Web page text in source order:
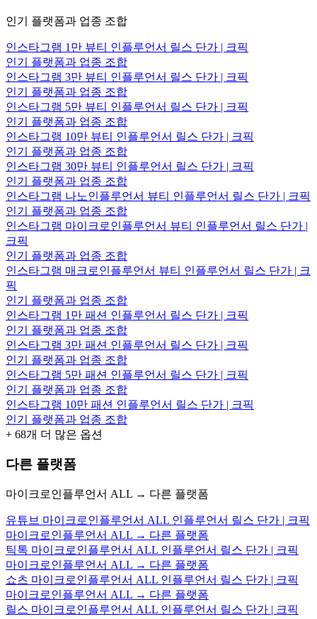
인기 플랫폼과 업종 조합
인스타그램 1만 뷰티 인플루언서 릴스 단가 | 크픽
인기 플랫폼과 업종 조합
인스타그램 3만 뷰티 인플루언서 릴스 단가 | 크픽
인기 플랫폼과 업종 조합
인스타그램 5만 뷰티 인플루언서 릴스 단가 | 크픽
인기 플랫폼과 업종 조합
인스타그램 10만 뷰티 인플루언서 릴스 단가 | 크픽
인기 플랫폼과 업종 조합
인스타그램 30만 뷰티 인플루언서 릴스 단가 | 크픽
인기 플랫폼과 업종 조합
인스타그램 나노인플루언서 뷰티 인플루언서 릴스 단가 | 크픽
인기 플랫폼과 업종 조합
인스타그램 마이크로인플루언서 뷰티 인플루언서 릴스 단가 |
크픽
인기 플랫폼과 업종 조합
인스타그램 매크로인플루언서 뷰티 인플루언서 릴스 단가 | 크
픽
인기 플랫폼과 업종 조합
인스타그램 1만 패션 인플루언서 릴스 단가 | 크픽
인기 플랫폼과 업종 조합
인스타그램 3만 패션 인플루언서 릴스 단가 | 크픽
인기 플랫폼과 업종 조합
인스타그램 5만 패션 인플루언서 릴스 단가 | 크픽
인기 플랫폼과 업종 조합
인스타그램 10만 패션 인플루언서 릴스 단가 | 크픽
인기 플랫폼과 업종 조합
+ 68개 더 많은 옵션
다른 플랫폼
마이크로인플루언서 ALL → 다른 플랫폼
유튜브 마이크로인플루언서 ALL 인플루언서 릴스 단가 | 크픽
마이크로인플루언서 ALL → 다른 플랫폼
틱톡 마이크로인플루언서 ALL 인플루언서 릴스 단가 | 크픽
마이크로인플루언서 ALL → 다른 플랫폼
쇼츠 마이크로인플루언서 ALL 인플루언서 릴스 단가 | 크픽
마이크로인플루언서 ALL → 다른 플랫폼
릴스 마이크로인플루언서 ALL 인플루언서 릴스 단가 | 크픽